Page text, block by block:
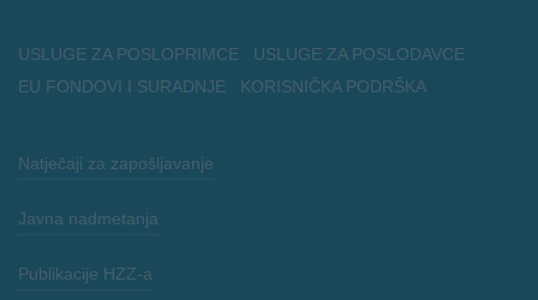
USLUGE ZA POSLOPRIMCE
USLUGE ZA POSLODAVCE
EU FONDOVI I SURADNJE
KORISNIČKA PODRŠKA
Natječaji za zapošljavanje
Javna nadmetanja
Publikacije HZZ-a